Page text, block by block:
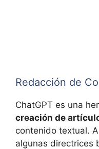
Redacción de
ChatGPT es una
creación de
contenido textual.
algunas directrices